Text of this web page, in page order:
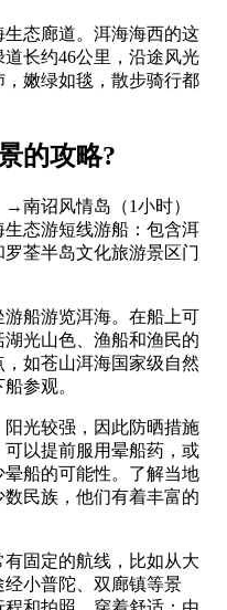
态廊道。洱海海西的这
长约46公里，沿途风光
嫩绿如毯，散步骑行都
的攻略?
南诏风情岛（1小时）
态游短线游船：包含洱
荃半岛文化旅游景区门
船游览洱海。在船上可
光山色、渔船和渔民的
如苍山洱海国家级自然
参观。
光较强，因此防晒措施
以提前服用晕船药，或
船的可能性。了解当地
民族，他们有着丰富的
固定的航线，比如从大
小普陀、双廊镇等景